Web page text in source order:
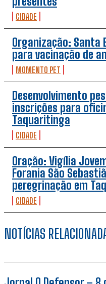
CIDADE
Organização: Santa
para vacinação de
MOMENTO PET
Desenvolvimento
inscrições para
Taquaritinga
CIDADE
Oração: Vigília
Forania São
peregrinação em
CIDADE
NOTÍCIAS